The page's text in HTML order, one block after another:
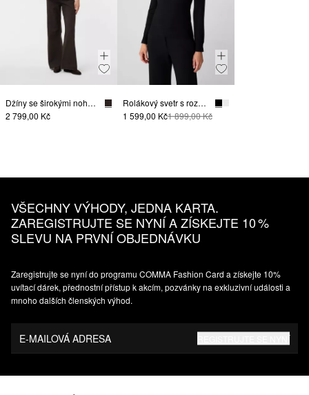
Džíny se širokými nohavicemi, se střihem Relaxed Fit
2 799,00 Kč
Rolákový svetr s rozparky na rukávu
1 599,00 Kč1 899,00 Kč
VŠECHNY VÝHODY, JEDNA KARTA.
ZAREGISTRUJTE SE NYNÍ A ZÍSKEJTE 10 %
SLEVU NA PRVNÍ OBJEDNÁVKU
Zaregistrujte se nyní do programu COMMA Fashion Card a získejte 10%
uvítací dárek, přednostní přístup k akcím, pozvánky na exkluzivní události a
mnoho dalších členských výhod.
E-MAILOVÁ ADRESA